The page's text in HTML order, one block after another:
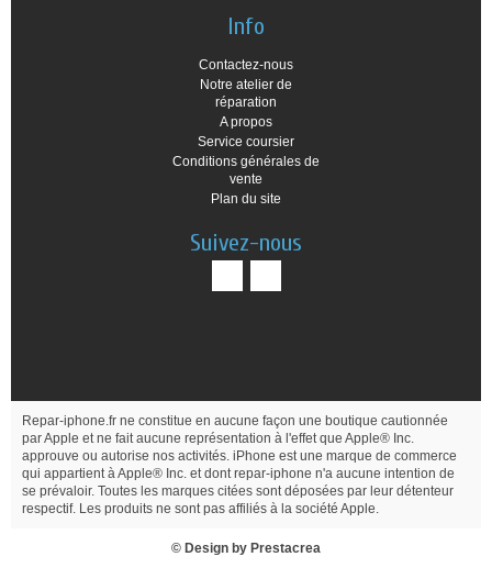
Info
Contactez-nous
Notre atelier de
réparation
A propos
Service coursier
Conditions générales de
vente
Plan du site
Suivez-nous
Repar-iphone.fr ne constitue en aucune façon une boutique cautionnée
par Apple et ne fait aucune représentation à l'effet que Apple® Inc.
approuve ou autorise nos activités. iPhone est une marque de commerce
qui appartient à Apple® Inc. et dont repar-iphone n'a aucune intention de
se prévaloir. Toutes les marques citées sont déposées par leur détenteur
respectif. Les produits ne sont pas affiliés à la société Apple.
© Design by Prestacrea